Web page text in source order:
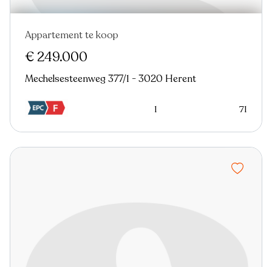
Nieuw
Appartement te koop
€ 249.000
Mechelsesteenweg 377/1 - 3020 Herent
1 71